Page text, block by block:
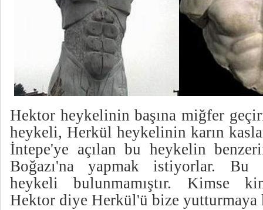
Hektor heykelinin başına miğfer
heykeli, Herkül heykelinin karın
İntepe'ye açılan bu heykelin
Boğazı'na yapmak istiyorlar. Bu
heykeli bulunmamıştır. Kimse
Hektor diye Herkül'ü bize yutturmaya